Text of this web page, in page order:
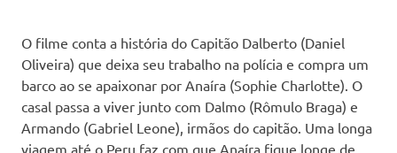
O filme conta a história do Capitão Dalberto (Daniel
Oliveira) que deixa seu trabalho na polícia e compra um
barco ao se apaixonar por Anaíra (Sophie Charlotte). O
casal passa a viver junto com Dalmo (Rômulo Braga) e
Armando (Gabriel Leone), irmãos do capitão. Uma longa
viagem até o Peru faz com que Anaíra fique longe de